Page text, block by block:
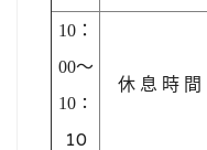
10：
00～
10：
10
休 息 時 間